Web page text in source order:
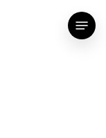
Menu